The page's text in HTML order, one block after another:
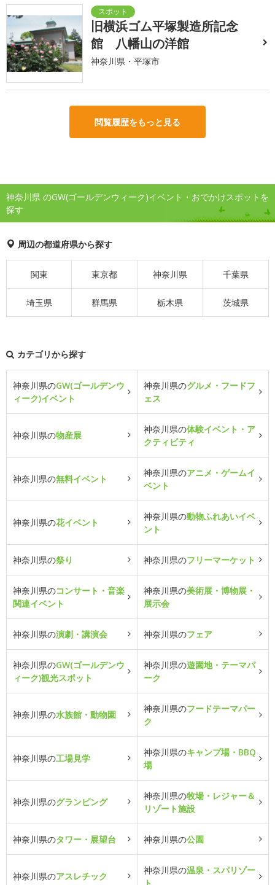
旧横浜ゴム平塚製造所記念
館 八幡山の洋館
神奈川県・平塚市
閲覧履歴をもっと見る
神奈川県 のGW(ゴールデンウィーク)イベント・おでかけスポットを
探す
周辺の都道府県から探す
関東 東京都 神奈川県 千葉県
埼玉県 群馬県 栃木県 茨城県
カテゴリから探す
神奈川県のGW(ゴールデンウ
ィーク)イベント
神奈川県のグルメ・フードフ
ェス
神奈川県の物産展
神奈川県の体験イベント・ア
クティビティ
神奈川県の無料イベント
神奈川県のアニメ・ゲームイ
ベント
神奈川県の花イベント
神奈川県の動物ふれあいイベ
ント
神奈川県の祭り 神奈川県のフリーマーケット
神奈川県のコンサート・音楽
関連イベント
神奈川県の美術展・博物展・
展示会
神奈川県の演劇・講演会 神奈川県のフェア
神奈川県のGW(ゴールデンウ
ィーク)観光スポット
神奈川県の遊園地・テーマパ
ーク
神奈川県の水族館・動物園
神奈川県のフードテーマパー
ク
神奈川県の工場見学
神奈川県のキャンプ場・BBQ
場
神奈川県のグランピング
神奈川県の牧場・レジャー＆
リゾート施設
神奈川県のタワー・展望台 神奈川県の公園
神奈川県のアスレチック
神奈川県の温泉・スパリゾー
ト